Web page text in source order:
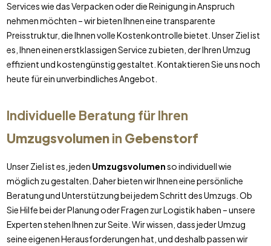
Services wie das Verpacken oder die Reinigung in Anspruch
nehmen möchten – wir bieten Ihnen eine transparente
Preisstruktur, die Ihnen volle Kostenkontrolle bietet. Unser Ziel ist
es, Ihnen einen erstklassigen Service zu bieten, der Ihren Umzug
effizient und kostengünstig gestaltet. Kontaktieren Sie uns noch
heute für ein unverbindliches Angebot.
Individuelle Beratung für Ihren
Umzugsvolumenin Gebenstorf
Unser Ziel ist es, jeden Umzugsvolumenso individuell wie
möglich zu gestalten. Daher bieten wir Ihnen eine persönliche
Beratung und Unterstützung bei jedem Schritt des Umzugs. Ob
Sie Hilfe bei der Planung oder Fragen zur Logistik haben – unsere
Experten stehen Ihnen zur Seite. Wir wissen, dass jeder Umzug
seine eigenen Herausforderungen hat, und deshalb passen wir